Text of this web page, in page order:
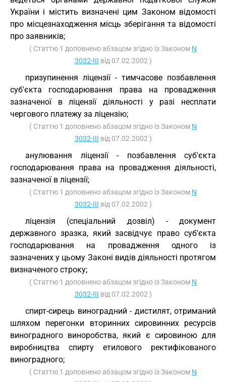
України і містить визначені цим Законом відомості
про місцезнаходження місць зберігання та відомості
про заявників;
( Статтю 1 доповнено абзацом згідно із Законом N
3032-III від 07.02.2002 )
призупинення ліцензії - тимчасове позбавлення
суб'єкта господарювання права на провадження
зазначеної в ліцензії діяльності у разі несплати
чергового платежу за ліцензію;
( Статтю 1 доповнено абзацом згідно із Законом N
3032-III від 07.02.2002 )
анулювання ліцензії - позбавлення суб'єкта
господарювання права на провадження діяльності,
зазначеної в ліцензії;
( Статтю 1 доповнено абзацом згідно із Законом N
3032-III від 07.02.2002 )
ліцензія (спеціальний дозвіл) - документ
державного зразка, який засвідчує право суб'єкта
господарювання на провадження одного із
зазначених у цьому Законі видів діяльності протягом
визначеного строку;
( Статтю 1 доповнено абзацом згідно із Законом N
3032-III від 07.02.2002 )
спирт-сирець виноградний - дистилят, отриманий
шляхом перегонки вторинних сировинних ресурсів
виноградного виноробства, який є сировиною для
виробництва спирту етилового ректифікованого
виноградного;
( Статтю 1 доповнено абзацом згідно із Законом N